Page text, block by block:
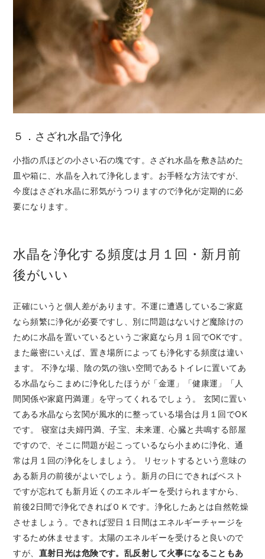
５．さざれ水晶で浄化
小指の爪ほどの小さい石の塊です。さざれ水晶を敷き詰めた
皿や箱に、水晶を入れて浄化します。お手軽な方法ですが、
今度はさざれ水晶に邪気がうつりますので浄化が定期的に必
要になります。
水晶を浄化する頻度は月１回・新月前
後がいい
正確にいうと個人差があります。不運に遭遇しているご家庭
なら頻繁に浄化が必要ですし、別に問題はないけど魔除けの
ために水晶を置いているというご家庭なら月１回でOKです。
また厳密にいえば、置き場所によっても浄化する頻度は違い
ます。 不浄な場、陰の気の強い空間であるトイレに置いてあ
る水晶ならこまめに浄化したほうが「金運」「健康運」「人
間関係や家庭円満運」を守ってくれるでしょう。 玄関に置い
てある水晶なら玄関が風水的に整っている場合は月１回でOK
です。 寝室は夫婦円満、子宝、未来運、心臓と共鳴する部屋
ですので、そこに問題が起こっているなら小まめに浄化、通
常は月１回の浄化をしましょう。 リセットするという意味の
ある新月の前後がよいでしょう。新月の日にできればベスト
ですが忘れても新月近くのエネルギーを受けられますから、
前後2日間で浄化できればＯＫです。浄化したあとは自然乾燥
させましょう。できれば翌日１日間はエネルギーチャージを
するため休ませます。太陽のエネルギーを受けると良いので
すが、 直射日光は危険です。乱反射して火事になることもあ